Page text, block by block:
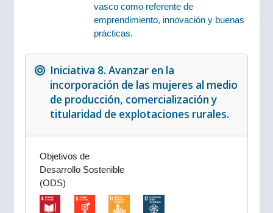
vasco como referente de
emprendimiento, innovación y buenas
prácticas.
Iniciativa 8. Avanzar en la
incorporación de las mujeres al medio
de producción, comercialización y
titularidad de explotaciones rurales.
Objetivos de
Desarrollo Sostenible
(ODS)